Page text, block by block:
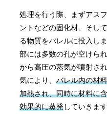
処理を行う際、まずアス
ントなどの固化材、そし
る物質をバレルに投入し
部には多数の孔が空けら
から高圧の蒸気が噴射さ
気により、バレル内の材
加熱され、同時に材料に
効果的に蒸発していきます